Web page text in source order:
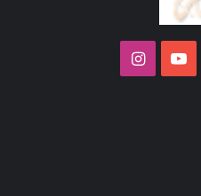
‫YouTubeانستقرام